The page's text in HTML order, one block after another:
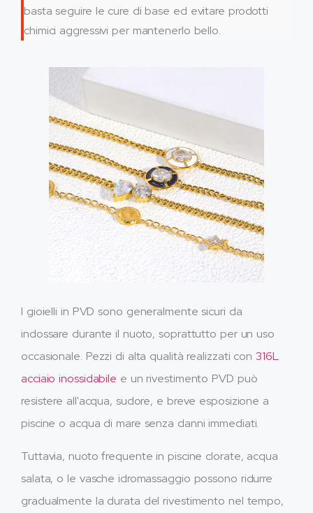
basta seguire le cure di base ed evitare prodotti
chimici aggressivi per mantenerlo bello.
I gioielli in PVD sono generalmente sicuri da
indossare durante il nuoto, soprattutto per un uso
occasionale. Pezzi di alta qualità realizzati con 316L
acciaio inossidabile e un rivestimento PVD può
resistere all'acqua, sudore, e breve esposizione a
piscine o acqua di mare senza danni immediati.
Tuttavia, nuoto frequente in piscine clorate, acqua
salata, o le vasche idromassaggio possono ridurre
gradualmente la durata del rivestimento nel tempo,